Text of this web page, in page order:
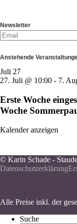
Newsletter
Anstehende
Juli 27
27. Juli @ 10:00 - 7.
Erste Woche
Woche
Kalender anzeigen
© Karin Schade -
Datenschutzerklärung
Alle Preise inkl. der
Suche